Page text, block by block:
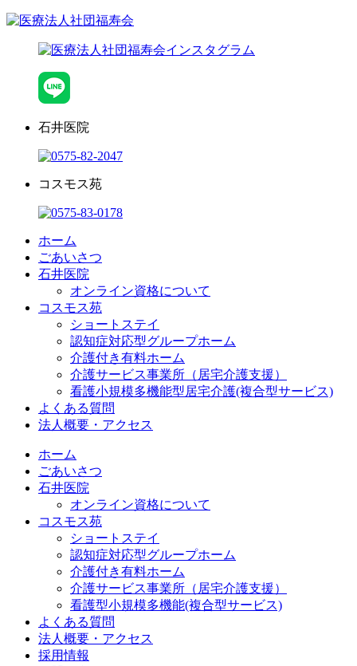
石井医院
コスモス苑
ホーム
ごあいさつ
石井医院
オンライン資格について
コスモス苑
ショートステイ
認知症対応型グループホーム
介護付き有料ホーム
介護サービス事業所（居宅介護支援）
看護小規模多機能型居宅介護(複合型サービス)
よくある質問
法人概要・アクセス
ホーム
ごあいさつ
石井医院
オンライン資格について
コスモス苑
ショートステイ
認知症対応型グループホーム
介護付き有料ホーム
介護サービス事業所（居宅介護支援）
看護型小規模多機能(複合型サービス)
よくある質問
法人概要・アクセス
採用情報